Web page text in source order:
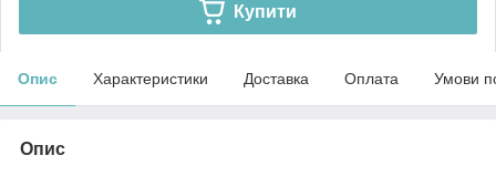
Купити
Опис Характеристики Доставка Оплата Умови
Опис